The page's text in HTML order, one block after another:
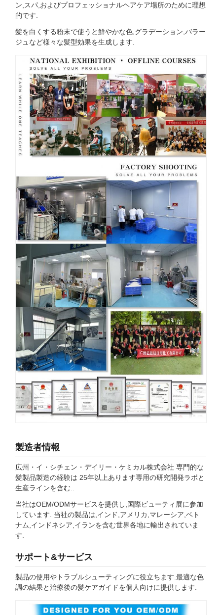
ン,スパ,およびプロフェッショナルヘアケア場所のために理想
的です.
髪を白くする粉末で使うと鮮やかな色,グラデーション,バラー
ジュなど様々な髪型効果を生成します.
製造者情報
広州・イ・シチェン・デイリー・ケミカル株式会社 専門的な
髪製品製造の経験は 25年以上あります専用の研究開発ラボと
生産ラインを含む..
当社はOEM/ODMサービスを提供し,国際ビューティ展に参加
しています. 当社の製品は,インド,アメリカ,マレーシア,ベト
ナム,インドネシア,イランを含む世界各地に輸出されていま
す.
サポート&サービス
製品の使用やトラブルシューティングに役立ちます.最適な色
調の結果と治療後の髪ケアガイドを個人向けに提供します.